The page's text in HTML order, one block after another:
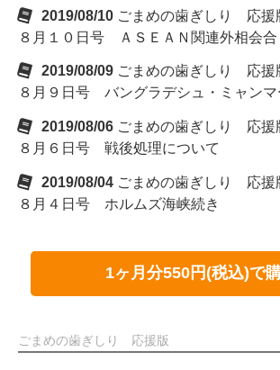
2019/08/10 ごまめの歯ぎしり 応
８月１０日号 ＡＳＥＡＮ関連外相会合
2019/08/09 ごまめの歯ぎしり 応
８月９日号 バングラデシュ・ミャンマ
2019/08/06 ごまめの歯ぎしり 応
８月６日号 戦後処理について
2019/08/04 ごまめの歯ぎしり 応
８月４日号 ホルムズ海峡続き
1ヶ月分550円(税込)で
ごまめの歯ぎしり 応援版